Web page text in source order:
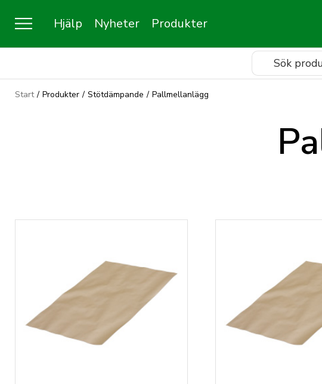
Hjälp Nyheter Produkter
Start / Produkter / Stötdämpande / Pallmellanlägg